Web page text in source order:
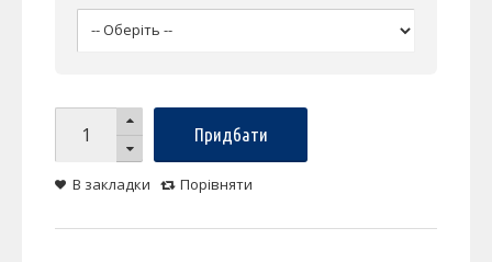
Придбати
В закладки Порівняти